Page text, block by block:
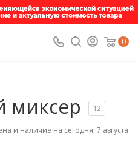
0
миксер 12
и наличие на сегодня, 7 августа